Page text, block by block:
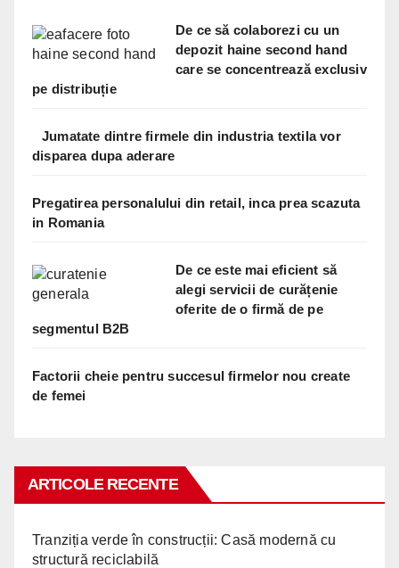
De ce să colaborezi cu un
depozit haine second hand
care se concentrează exclusiv
pe distribuție
Jumatate dintre firmele din industria textila vor
disparea dupa aderare
Pregatirea personalului din retail, inca prea scazuta
in Romania
De ce este mai eficient să
alegi servicii de curățenie
oferite de o firmă de pe
segmentul B2B
Factorii cheie pentru succesul firmelor nou create
de femei
ARTICOLE RECENTE
Tranziția verde în construcții: Casă modernă cu
structură reciclabilă